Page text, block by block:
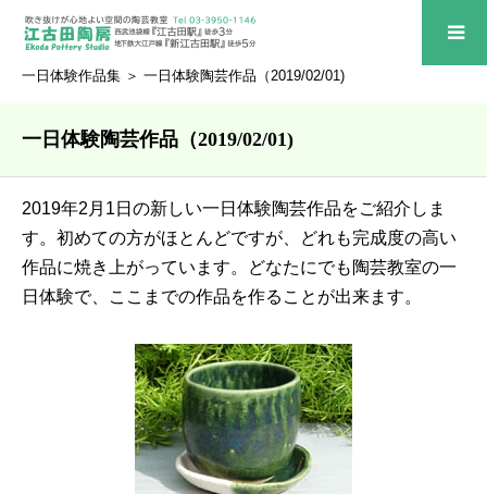
一日体験作品集 ＞ 一日体験陶芸作品（2019/02/01)
一日体験陶芸作品（2019/02/01)
2019年2月1日の新しい一日体験陶芸作品をご紹介しま
す。初めての方がほとんどですが、どれも完成度の高い
作品に焼き上がっています。どなたにでも陶芸教室の一
日体験で、ここまでの作品を作ることが出来ます。